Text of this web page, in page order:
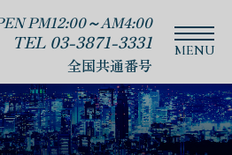
PM12:00～AM4:00
TEL 03-3871-3331
全国共通番号